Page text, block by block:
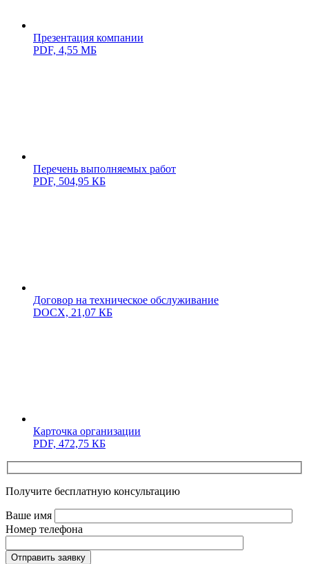
Презентация компании
PDF, 4,55 МБ
Перечень выполняемых работ
PDF, 504,95 КБ
Договор на техническое обслуживание
DOCX, 21,07 КБ
Карточка организации
PDF, 472,75 КБ
Получите бесплатную консультацию
Ваше имя
Номер телефона
Отправить заявку